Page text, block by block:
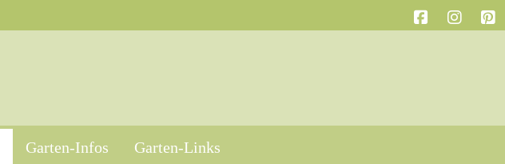
Garten-Infos Garten-Links